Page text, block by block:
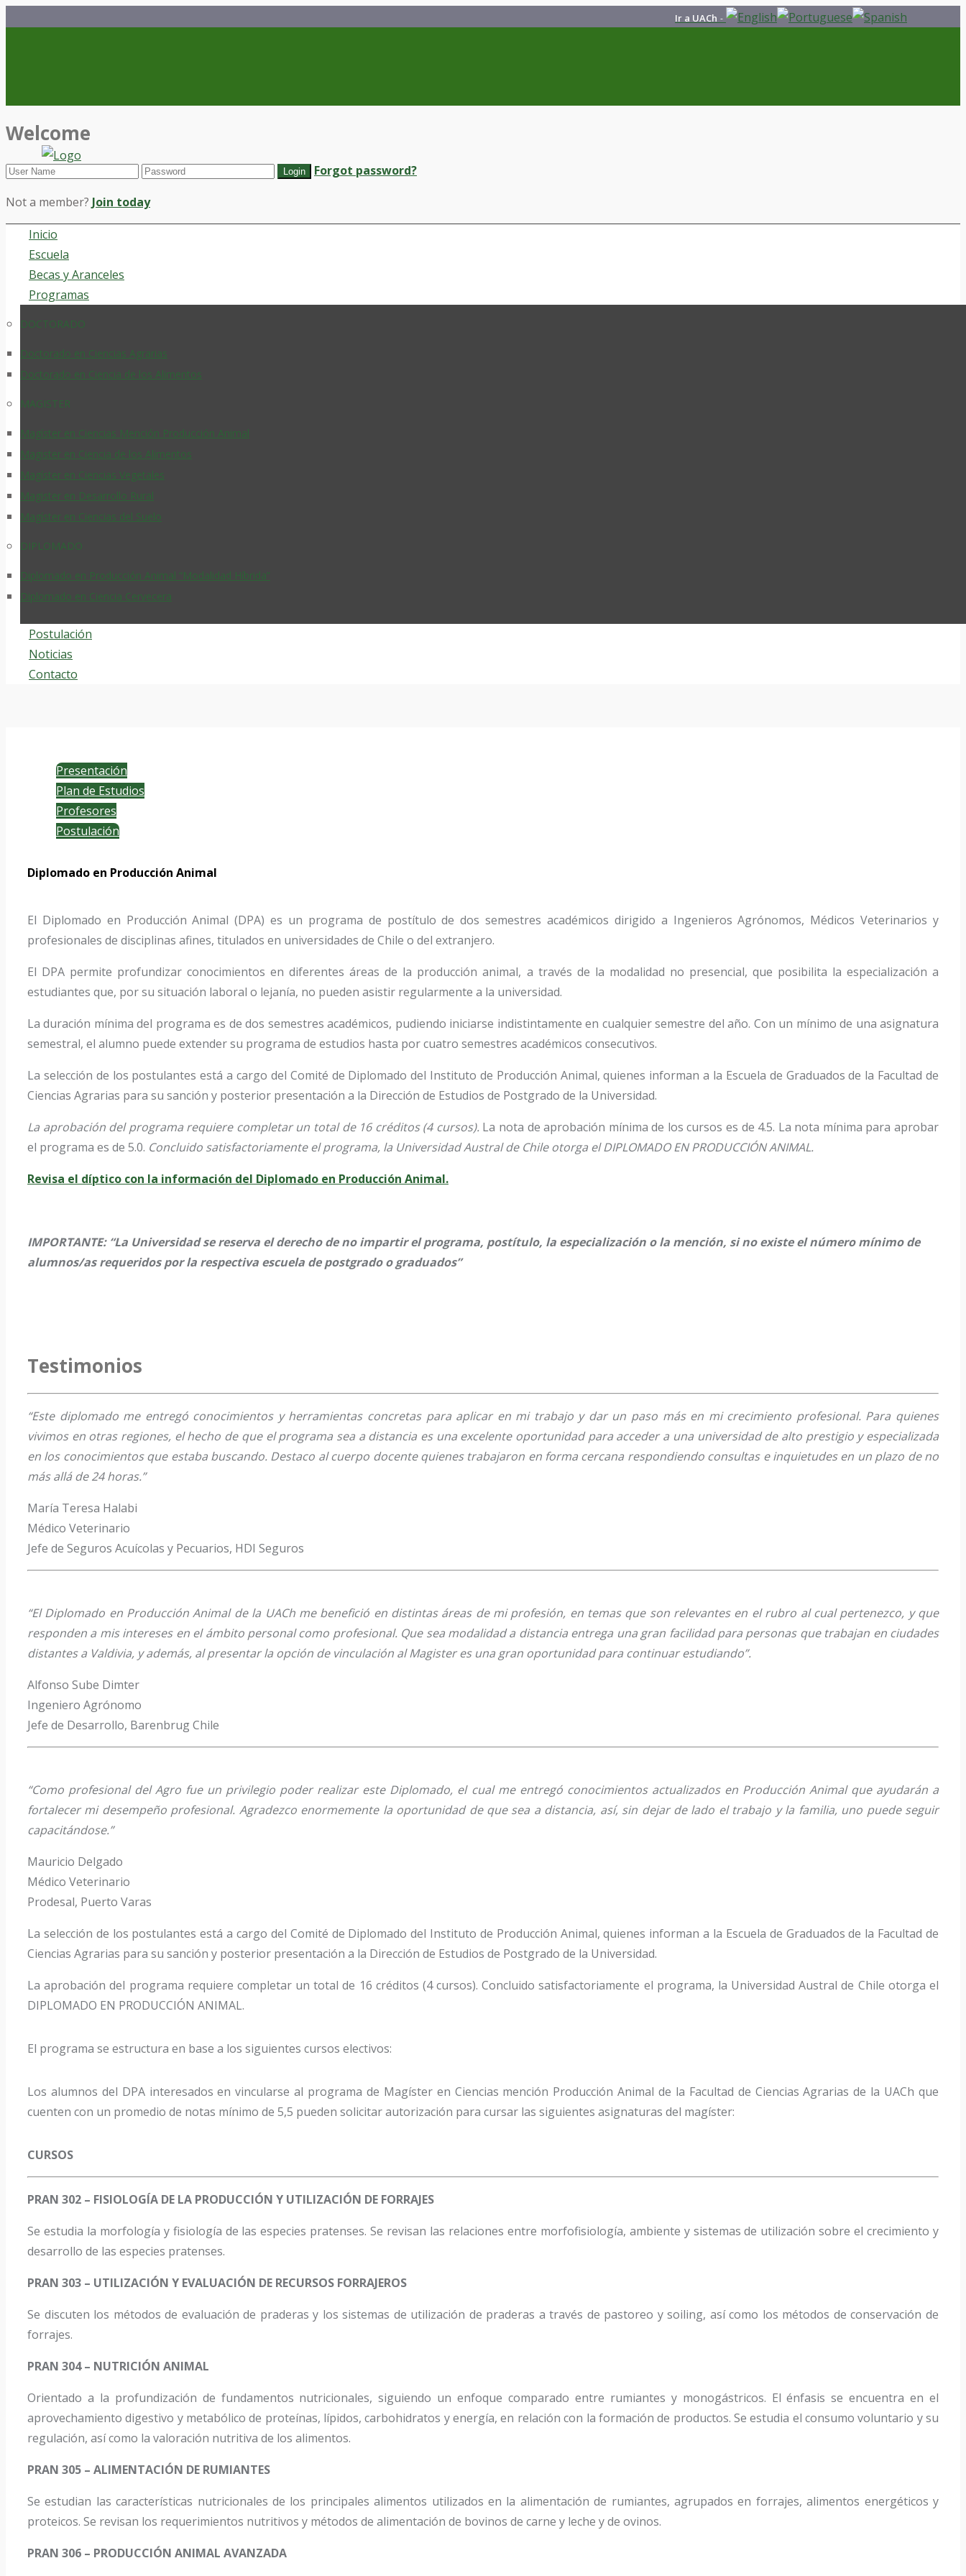
Ir a UACh -
Welcome
Forgot password?
Not a member? Join today
Inicio
Escuela
Becas y Aranceles
Programas
DOCTORADO
Doctorado en Ciencias Agrarias
Doctorado en Ciencia de los Alimentos
MAGISTER
Magíster en Ciencias Mención Producción Animal
Magister en Ciencia de los Alimentos
Magíster en Ciencias Vegetales
Magister en Desarrollo Rural
Magíster en Ciencias del Suelo
DIPLOMADO
Diplomado en Producción Animal “Modalidad Híbrida”
Diplomado en Ciencia Cervecera
Postulación
Noticias
Contacto
Presentación
Plan de Estudios
Profesores
Postulación
Diplomado en Producción Animal
El Diplomado en Producción Animal (DPA) es un programa de postítulo de dos semestres académicos dirigido a Ingenieros Agrónomos, Médicos Veterinarios y
profesionales de disciplinas afines, titulados en universidades de Chile o del extranjero.
El DPA permite profundizar conocimientos en diferentes áreas de la producción animal, a través de la modalidad no presencial, que posibilita la especialización a
estudiantes que, por su situación laboral o lejanía, no pueden asistir regularmente a la universidad.
La duración mínima del programa es de dos semestres académicos, pudiendo iniciarse indistintamente en cualquier semestre del año. Con un mínimo de una asignatura
semestral, el alumno puede extender su programa de estudios hasta por cuatro semestres académicos consecutivos.
La selección de los postulantes está a cargo del Comité de Diplomado del Instituto de Producción Animal, quienes informan a la Escuela de Graduados de la Facultad de
Ciencias Agrarias para su sanción y posterior presentación a la Dirección de Estudios de Postgrado de la Universidad.
La aprobación del programa requiere completar un total de 16 créditos (4 cursos). La nota de aprobación mínima de los cursos es de 4.5. La nota mínima para aprobar
el programa es de 5.0. Concluido satisfactoriamente el programa, la Universidad Austral de Chile otorga el DIPLOMADO EN PRODUCCIÓN ANIMAL.
Revisa el díptico con la información del Diplomado en Producción Animal.
IMPORTANTE: “La Universidad se reserva el derecho de no impartir el programa, postítulo, la especialización o la mención, si no existe el número mínimo de
alumnos/as requeridos por la respectiva escuela de postgrado o graduados”
Testimonios
“Este diplomado me entregó conocimientos y herramientas concretas para aplicar en mi trabajo y dar un paso más en mi crecimiento profesional. Para quienes
vivimos en otras regiones, el hecho de que el programa sea a distancia es una excelente oportunidad para acceder a una universidad de alto prestigio y especializada
en los conocimientos que estaba buscando. Destaco al cuerpo docente quienes trabajaron en forma cercana respondiendo consultas e inquietudes en un plazo de no
más allá de 24 horas.”
María Teresa Halabi
Médico Veterinario
Jefe de Seguros Acuícolas y Pecuarios, HDI Seguros
“El Diplomado en Producción Animal de la UACh me benefició en distintas áreas de mi profesión, en temas que son relevantes en el rubro al cual pertenezco, y que
responden a mis intereses en el ámbito personal como profesional. Que sea modalidad a distancia entrega una gran facilidad para personas que trabajan en ciudades
distantes a Valdivia, y además, al presentar la opción de vinculación al Magister es una gran oportunidad para continuar estudiando”.
Alfonso Sube Dimter
Ingeniero Agrónomo
Jefe de Desarrollo, Barenbrug Chile
“Como profesional del Agro fue un privilegio poder realizar este Diplomado, el cual me entregó conocimientos actualizados en Producción Animal que ayudarán a
fortalecer mi desempeño profesional. Agradezco enormemente la oportunidad de que sea a distancia, así, sin dejar de lado el trabajo y la familia, uno puede seguir
capacitándose.”
Mauricio Delgado
Médico Veterinario
Prodesal, Puerto Varas
La selección de los postulantes está a cargo del Comité de Diplomado del Instituto de Producción Animal, quienes informan a la Escuela de Graduados de la Facultad de
Ciencias Agrarias para su sanción y posterior presentación a la Dirección de Estudios de Postgrado de la Universidad.
La aprobación del programa requiere completar un total de 16 créditos (4 cursos). Concluido satisfactoriamente el programa, la Universidad Austral de Chile otorga el
DIPLOMADO EN PRODUCCIÓN ANIMAL.
El programa se estructura en base a los siguientes cursos electivos:
Los alumnos del DPA interesados en vincularse al programa de Magíster en Ciencias mención Producción Animal de la Facultad de Ciencias Agrarias de la UACh que
cuenten con un promedio de notas mínimo de 5,5 pueden solicitar autorización para cursar las siguientes asignaturas del magíster:
CURSOS
PRAN 302 – FISIOLOGÍA DE LA PRODUCCIÓN Y UTILIZACIÓN DE FORRAJES
Se estudia la morfología y fisiología de las especies pratenses. Se revisan las relaciones entre morfofisiología, ambiente y sistemas de utilización sobre el crecimiento y
desarrollo de las especies pratenses.
PRAN 303 – UTILIZACIÓN Y EVALUACIÓN DE RECURSOS FORRAJEROS
Se discuten los métodos de evaluación de praderas y los sistemas de utilización de praderas a través de pastoreo y soiling, así como los métodos de conservación de
forrajes.
PRAN 304 – NUTRICIÓN ANIMAL
Orientado a la profundización de fundamentos nutricionales, siguiendo un enfoque comparado entre rumiantes y monogástricos. El énfasis se encuentra en el
aprovechamiento digestivo y metabólico de proteínas, lípidos, carbohidratos y energía, en relación con la formación de productos. Se estudia el consumo voluntario y su
regulación, así como la valoración nutritiva de los alimentos.
PRAN 305 – ALIMENTACIÓN DE RUMIANTES
Se estudian las características nutricionales de los principales alimentos utilizados en la alimentación de rumiantes, agrupados en forrajes, alimentos energéticos y
proteicos. Se revisan los requerimientos nutritivos y métodos de alimentación de bovinos de carne y leche y de ovinos.
PRAN 306 – PRODUCCIÓN ANIMAL AVANZADA